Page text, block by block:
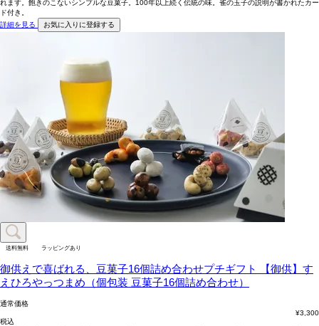
れます。飽きのこないシンプルな豆菓子。100年以上続く伝統の味。雀の玉子の説明が書かれたカー
ド付き。
詳細を見る
お気に入りに登録する
送料無料 ラッピングあり
御供えで喜ばれる、豆菓子16個詰め合わせプチギフト
【御供】す
えひろやっつまめ（個包装 豆菓子16個詰め合わせ）
通常価格
¥3,300
税込